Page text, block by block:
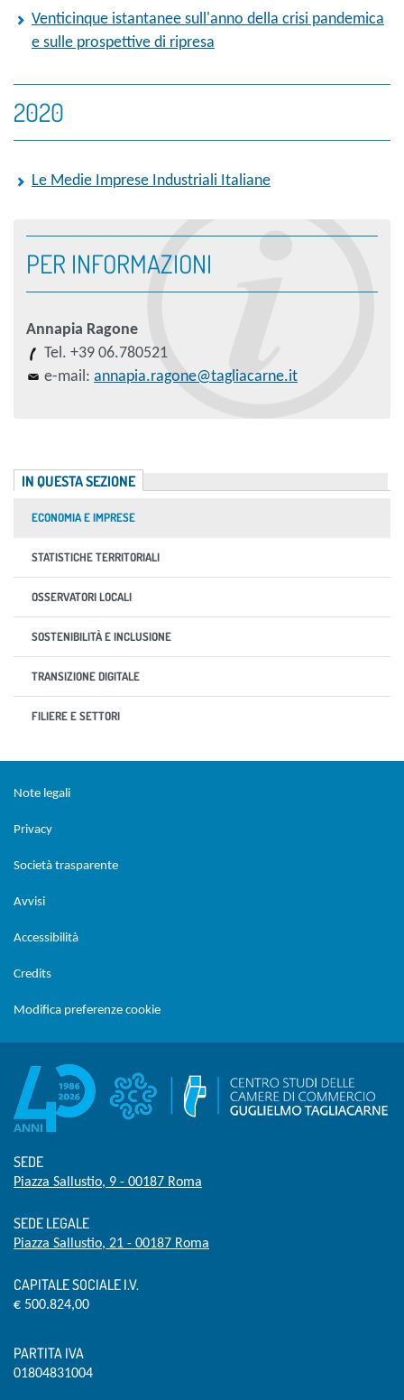
Venticinque istantanee sull'anno della crisi pandemica
e sulle prospettive di ripresa
2020
Le Medie Imprese Industriali Italiane
PER INFORMAZIONI
Annapia Ragone
Tel. +39 06.780521
e-mail:annapia.ragone@tagliacarne.it
IN QUESTA SEZIONE
ECONOMIA E IMPRESE
STATISTICHE TERRITORIALI
OSSERVATORI LOCALI
SOSTENIBILITÀ E INCLUSIONE
TRANSIZIONE DIGITALE
FILIERE E SETTORI
Note legali
Privacy
Società trasparente
Avvisi
Accessibilità
Credits
Modifica preferenze cookie
SEDE
Piazza Sallustio, 9 - 00187 Roma
SEDE LEGALE
Piazza Sallustio, 21 - 00187 Roma
CAPITALE SOCIALE I.V.
€ 500.824,00
PARTITA IVA
01804831004